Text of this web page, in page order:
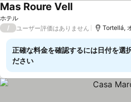
ホテル
Mas Roure Vell料金を表示
/ ユーザー評価はありません Tortellá,
正確な料金を確認するには日付を選
ださい